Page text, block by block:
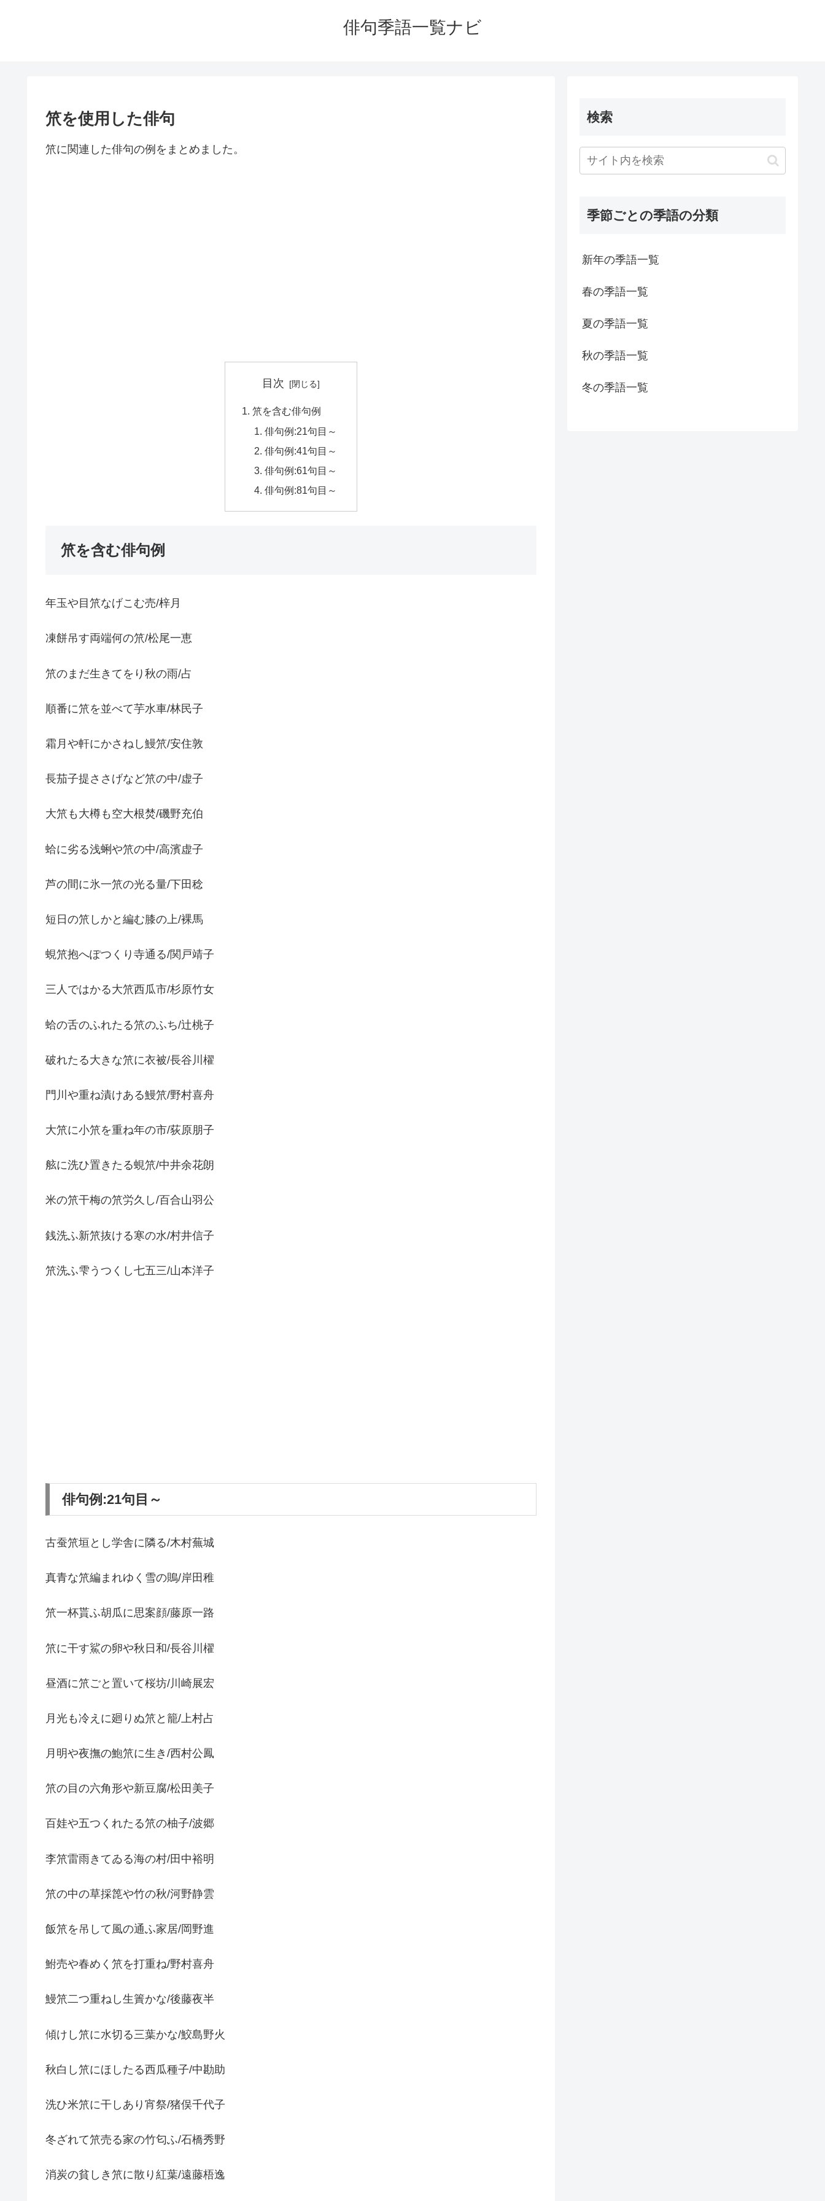
俳句季語一覧ナビ
笊を使用した俳句
笊に関連した俳句の例をまとめました。
目次
笊を含む俳句例
俳句例:21句目～
俳句例:41句目～
俳句例:61句目～
俳句例:81句目～
笊を含む俳句例
年玉や目笊なげこむ売/梓月
凍餅吊す両端何の笊/松尾一恵
笊のまだ生きてをり秋の雨/占
順番に笊を並べて芋水車/林民子
霜月や軒にかさねし鰻笊/安住敦
長茄子提ささげなど笊の中/虚子
大笊も大樽も空大根焚/磯野充伯
蛤に劣る浅蜊や笊の中/高濱虚子
芦の間に氷一笊の光る量/下田稔
短日の笊しかと編む膝の上/裸馬
蜆笊抱へぽつくり寺通る/関戸靖子
三人ではかる大笊西瓜市/杉原竹女
蛤の舌のふれたる笊のふち/辻桃子
破れたる大きな笊に衣被/長谷川櫂
門川や重ね漬けある鰻笊/野村喜舟
大笊に小笊を重ね年の市/荻原朋子
舷に洗ひ置きたる蜆笊/中井余花朗
米の笊干梅の笊労久し/百合山羽公
銭洗ふ新笊抜ける寒の水/村井信子
笊洗ふ雫うつくし七五三/山本洋子
俳句例:21句目～
古蚕笊垣とし学舎に隣る/木村蕪城
真青な笊編まれゆく雪の鵙/岸田稚
笊一杯貰ふ胡瓜に思案顔/藤原一路
笊に干す鯊の卵や秋日和/長谷川櫂
昼酒に笊ごと置いて桜坊/川崎展宏
月光も冷えに廻りぬ笊と籠/上村占
月明や夜撫の鮑笊に生き/西村公鳳
笊の目の六角形や新豆腐/松田美子
百娃や五つくれたる笊の柚子/波郷
李笊雷雨きてゐる海の村/田中裕明
笊の中の草採箆や竹の秋/河野静雲
飯笊を吊して風の通ふ家居/岡野進
鮒売や春めく笊を打重ね/野村喜舟
鰻笊二つ重ねし生簀かな/後藤夜半
傾けし笊に水切る三葉かな/鮫島野火
秋白し笊にほしたる西瓜種子/中勘助
洗ひ米笊に干しあり宵祭/猪俣千代子
冬ざれて笊売る家の竹匂ふ/石橋秀野
消炭の貧しき笊に散り紅葉/遠藤梧逸
検索
季節ごとの季語の分類
新年の季語一覧
春の季語一覧
夏の季語一覧
秋の季語一覧
冬の季語一覧